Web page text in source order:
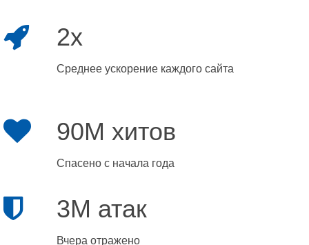
2x
Среднее ускорение каждого сайта
90M хитов
Спасено с начала года
3M атак
Вчера отражено